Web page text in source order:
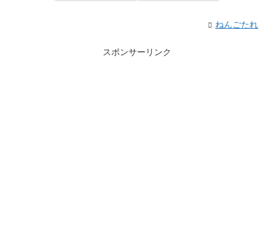
ねんごたれ
スポンサーリンク